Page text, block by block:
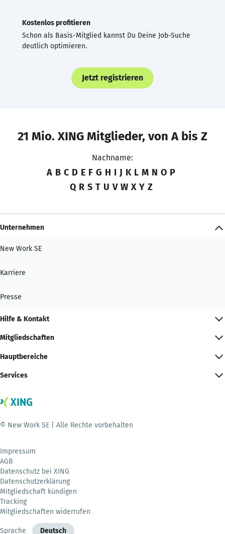
Kostenlos profitieren
Schon als Basis-Mitglied kannst Du Deine Job-Suche
deutlich optimieren.
Jetzt registrieren
21 Mio. XING Mitglieder, von A bis Z
Nachname:
A B C D E F G H I J K L M N O P
Q R S T U V W X Y Z
Unternehmen
New Work SE
Karriere
Presse
Hilfe & Kontakt
Mitgliedschaften
Hauptbereiche
Services
© New Work SE | Alle Rechte vorbehalten
Impressum
AGB
Datenschutz bei XING
Datenschutzerklärung
Mitgliedschaft kündigen
Tracking
Mitgliedschaften widerrufen
Sprache Deutsch